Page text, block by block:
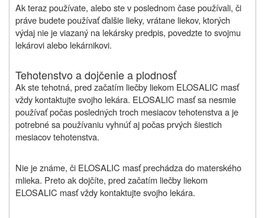
Ak teraz používate, alebo ste v poslednom čase používali, či
práve budete používať ďalšie lieky, vrátane liekov, ktorých
výdaj nie je viazaný na lekársky predpis, povedzte to svojmu
lekárovi alebo lekárnikovi.
Tehotenstvo a dojčenie a plodnosť
Ak ste tehotná, pred začatím liečby liekom ELOSALIC masť
vždy kontaktujte svojho lekára. ELOSALIC masť sa nesmie
používať počas posledných troch mesiacov tehotenstva a je
potrebné sa používaniu vyhnúť aj počas prvých šiestich
mesiacov tehotenstva.
Nie je známe, či ELOSALIC masť prechádza do materského
mlieka. Preto ak dojčíte, pred začatím liečby liekom
ELOSALIC masť vždy kontaktujte svojho lekára.